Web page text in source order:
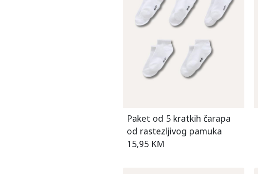
Paket od 5 kratkih čarapa
od rastezljivog pamuka
15,95 KM